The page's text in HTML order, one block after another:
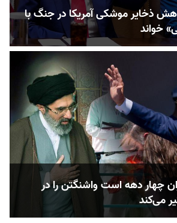
ذخایر موشکی آمریکا در جنگ با
خواند
چهار دهه است واشنگتن را در
می‌کند